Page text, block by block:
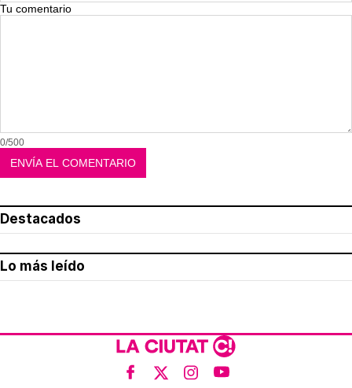
Tu comentario
0/500
Destacados
Lo más leído